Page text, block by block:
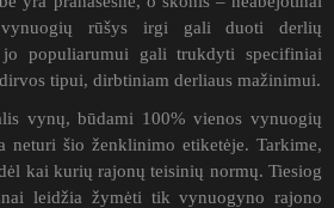
vynuogių rūšys irgi gali duoti derlių
populiarumui gali trukdyti specifiniai
tipui, dirbtiniam derliaus mažinimui.
vynų, būdami 100% vienos vynuogių
neturi šio ženklinimo etiketėje. Tarkime,
kai kurių rajonų teisinių normų. Tiesiog
leidžia žymėti tik vynuogyno rajono